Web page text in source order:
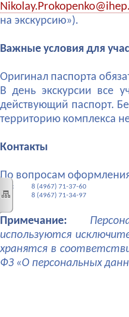
на экскурсию»).
Важные условия для
Оригинал паспорта
В день экскурсии все
действующий паспорт.
территорию комплекса
Контакты
По вопросам
Тел.:
8 (4967) 71-37-60
8 (4967) 71-34-97
Примечание:
используются
хранятся в
ФЗ «О персональных